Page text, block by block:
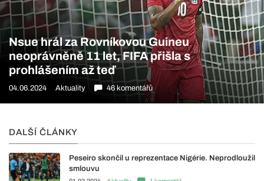
Nsue hrál za Rovníkovou Guineu
neoprávněně 11 let, FIFA přišla s
prohlášením až teď
04.06.2024 Aktuality 46 komentářů
DALŠÍ ČLÁNKY
Peseiro skončil u reprezentace Nigérie. Neprodloužil
smlouvu